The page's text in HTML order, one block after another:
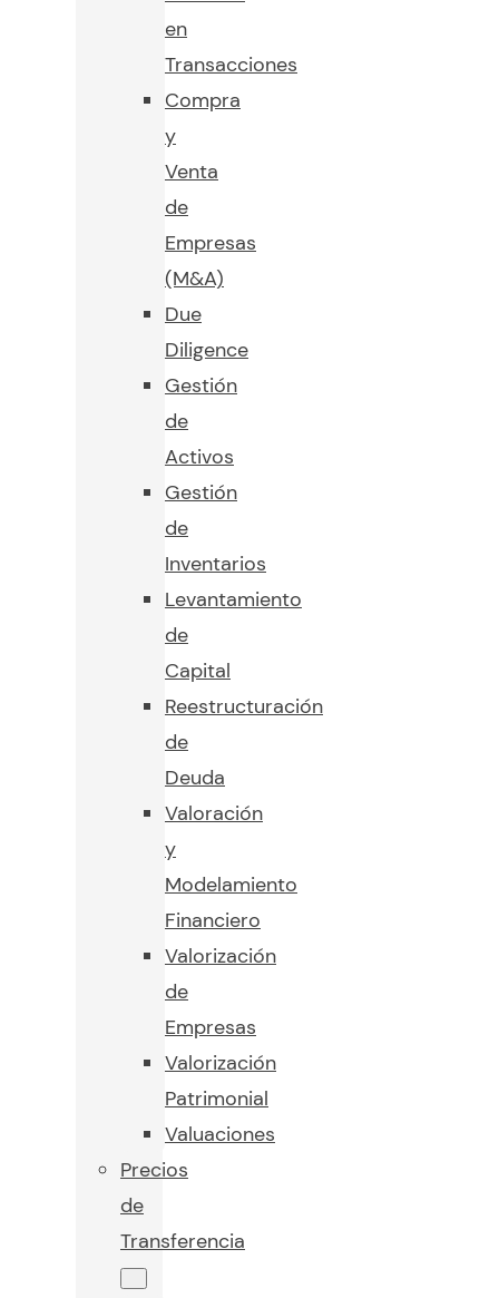
en
Transacciones
Compra
y
Venta
de
Empresas
(M&A)
Due
Diligence
Gestión
de
Activos
Gestión
de
Inventarios
Levantamiento
de
Capital
Reestructuración
de
Deuda
Valoración
y
Modelamiento
Financiero
Valorización
de
Empresas
Valorización
Patrimonial
Valuaciones
Precios
de
Transferencia